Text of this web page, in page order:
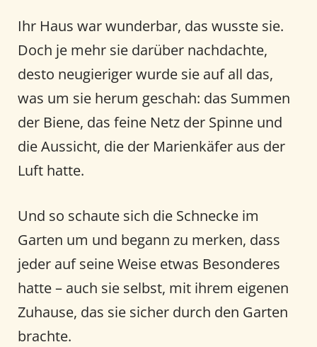
Ihr Haus war wunderbar, das wusste sie.
Doch je mehr sie darüber nachdachte,
desto neugieriger wurde sie auf all das,
was um sie herum geschah: das Summen
der Biene, das feine Netz der Spinne und
die Aussicht, die der Marienkäfer aus der
Luft hatte.
Und so schaute sich die Schnecke im
Garten um und begann zu merken, dass
jeder auf seine Weise etwas Besonderes
hatte – auch sie selbst, mit ihrem eigenen
Zuhause, das sie sicher durch den Garten
brachte.